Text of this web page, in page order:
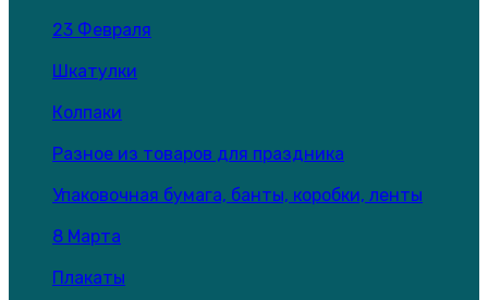
23 Февраля
Шкатулки
Колпаки
Разное из товаров для праздника
Упаковочная бумага, банты, коробки, ленты
8 Марта
Плакаты